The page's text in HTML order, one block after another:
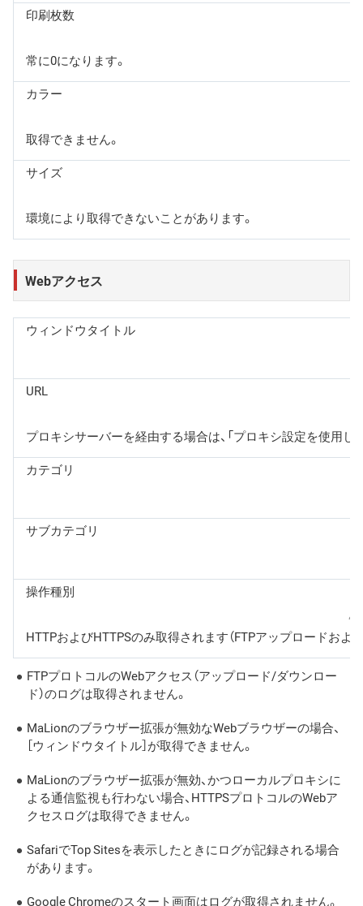
印刷枚数
常に0になります。
カラー
取得できません。
サイズ
環境により取得できないことがあります。
Webアクセス
ウィンドウタイトル
URL
プロキシサーバーを経由する場合は、「プロキシ設定を使用し
カテゴリ
サブカテゴリ
操作種別
△
HTTPおよびHTTPSのみ取得されます（FTPアップロードおよ
FTPプロトコルのWebアクセス（アップロード/ダウンロー
ド）のログは取得されません。
MaLionのブラウザー拡張が無効なWebブラウザーの場合、
［ウィンドウタイトル］が取得できません。
MaLionのブラウザー拡張が無効、かつローカルプロキシに
よる通信監視も行わない場合、HTTPSプロトコルのWebア
クセスログは取得できません。
SafariでTop Sitesを表示したときにログが記録される場合
があります。
Google Chromeのスタート画面はログが取得されません。